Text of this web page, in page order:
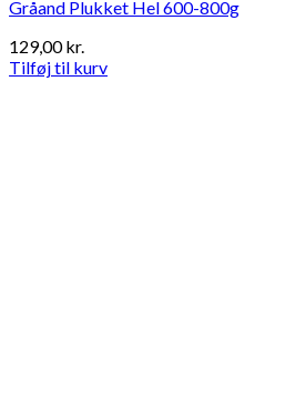
Gråand Plukket Hel 600-800g
129,00kr.
Tilføj til kurv